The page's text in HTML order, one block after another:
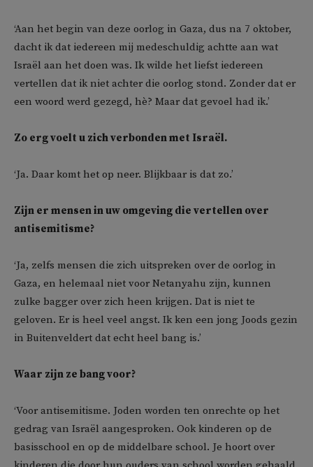
‘Aan het begin van deze oorlog in Gaza, dus na 7 oktober,
dacht ik dat iedereen mij medeschuldig achtte aan wat
Israël aan het doen was. Ik wilde het liefst iedereen
vertellen dat ik niet achter die oorlog stond. Zonder dat er
een woord werd gezegd, hè? Maar dat gevoel had ik.’
Zo erg voelt u zich verbonden met Israël.
‘Ja. Daar komt het op neer. Blijkbaar is dat zo.’
Zijn er mensen in uw omgeving die vertellen over
antisemitisme?
‘Ja, zelfs mensen die zich uitspreken over de oorlog in
Gaza, en helemaal niet voor Netanyahu zijn, kunnen
zulke bagger over zich heen krijgen. Dat is niet te
geloven. Er is heel veel angst. Ik ken een jong Joods gezin
in Buitenveldert dat echt heel bang is.’
Waar zijn ze bang voor?
‘Voor antisemitisme. Joden worden ten onrechte op het
gedrag van Israël aangesproken. Ook kinderen op de
basisschool en op de middelbare school. Je hoort over